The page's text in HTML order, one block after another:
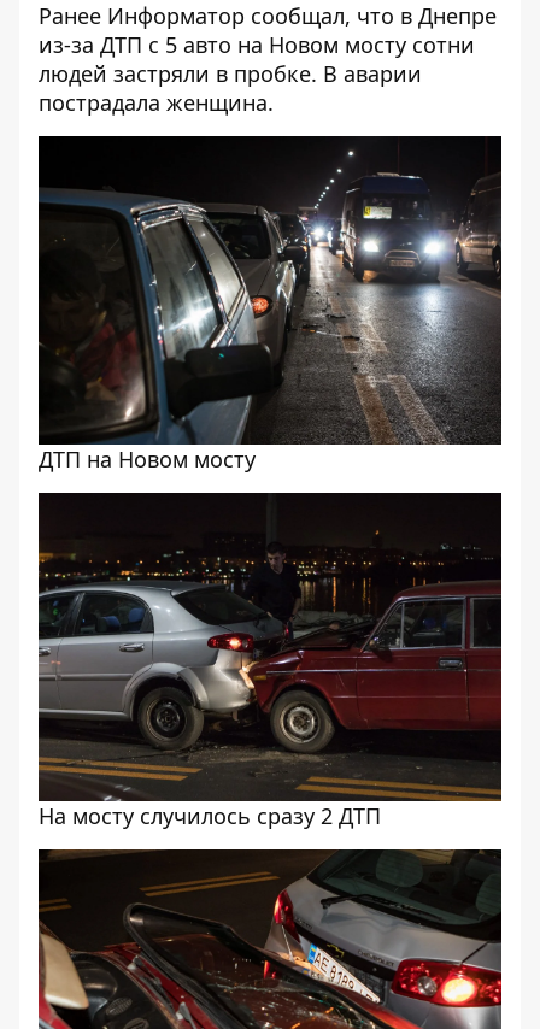
Ранее Информатор сообщал, что в Днепре
из-за ДТП с 5 авто на Новом мосту сотни
людей застряли в пробке. В аварии
пострадала женщина.
ДТП на Новом мосту
На мосту случилось сразу 2 ДТП